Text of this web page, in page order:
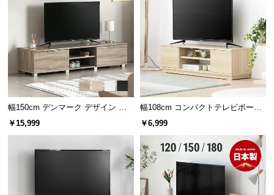
幅150cm デンマーク デザイン ロ
ースタイル収納付きテレビボード
￥15,999
幅108cm コンパクトテレビボード
40V型対応 オープン収納・扉収納
￥6,999